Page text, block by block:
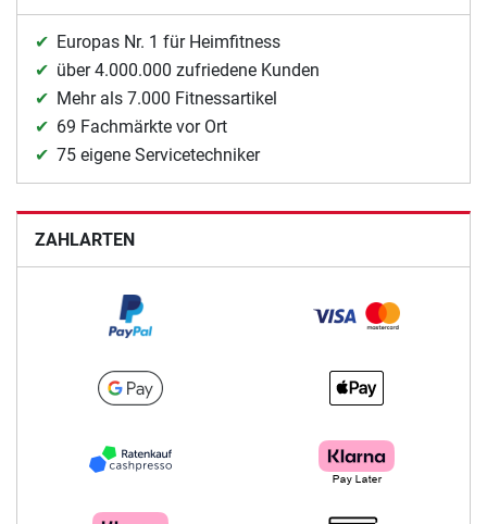
Europas Nr. 1 für Heimfitness
über 4.000.000 zufriedene Kunden
Mehr als 7.000 Fitnessartikel
69 Fachmärkte vor Ort
75 eigene Servicetechniker
ZAHLARTEN